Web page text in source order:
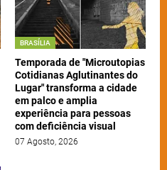
BRASÍLIA
Temporada de "Microutopias
Cotidianas Aglutinantes do
Lugar" transforma a cidade
em palco e amplia
experiência para pessoas
com deficiência visual
07 Agosto, 2026